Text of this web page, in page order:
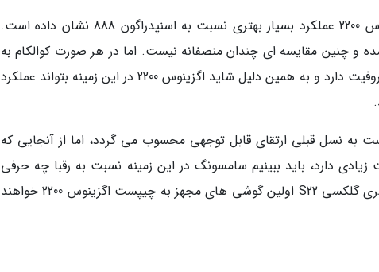
بعلاوه در تست 3DMark، پردازنده گرافیکی اگزینوس 2200 عملکرد بسیار بهتری نسبت به اسنپدراگون 888 نشان داده است.
و چنین مقایسه ای چندان منصفانه نیست. اما در هر صورت کوالکام به
استفاده از پردازنده های گرافیکی بسیار قدرتمند معروفیت دارد و به همین دلیل شاید اگزینوس 2200 در این زمینه بتواند عملکرد
در ظاهر پردازنده گرافیکی اگزینوس 2200 نسبت به نسل قبلی ارتقای قابل توجهی محسوب می گردد، اما از آنجایی که
دارد، باید ببینیم سامسونگ در این زمینه نسبت به رقبا چه حرفی
برای گفتن دارد. همان طور که احتمالا می دانید، سری گلکسی S22 اولین گوشی های مجهز به چیپست اگزینوس 2200 خواهند